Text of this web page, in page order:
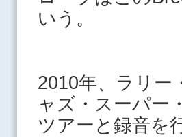
いう。
2010年、ラリー
ャズ・スーパー
ツアーと録音を